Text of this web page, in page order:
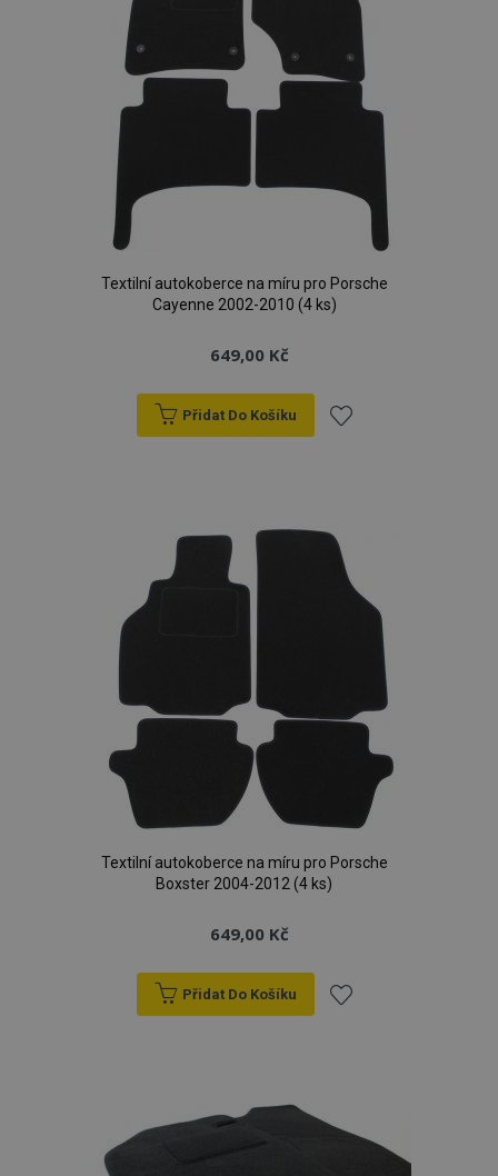
Textilní autokoberce na míru pro Porsche
Cayenne 2002-2010 (4 ks)
649,00 Kč
Přidat Do Košíku
oblíbeným
Textilní autokoberce na míru pro Porsche
Boxster 2004-2012 (4 ks)
649,00 Kč
Přidat Do Košíku
oblíbeným